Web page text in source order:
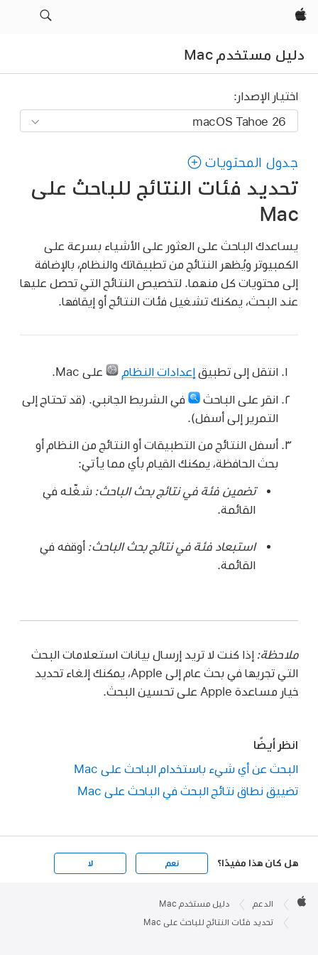
Apple‏
دليل مستخدم Mac
اختيار الإصدار:
جدول المحتويات
تحديد فئات النتائج للباحث على
Mac
يساعدك الباحث على العثور على الأشياء بسرعة على
الكمبيوتر ويُظهر النتائج من تطبيقاتك والنظام، بالإضافة
إلى محتويات كل منهما. لتخصيص النتائج التي تحصل عليها
عند البحث، يمكنك تشغيل فئات النتائج أو إيقافها.
انتقل إلى تطبيقإعدادات النظام على Mac.
انقر على الباحث
في الشريط الجانبي. (قد تحتاج إلى
التمرير إلى أسفل).
أسفل النتائج من التطبيقات أو النتائج من النظام أو
بحث الحافظة، يمكنك القيام بأي مما يأتي:
تضمين فئة في نتائج بحث الباحث: شغّله في
القائمة.
استبعاد فئة في نتائج بحث الباحث: أوقفه في
القائمة.
ملاحظة: إذا كنت لا تريد إرسال بيانات استعلامات البحث
التي تجريها في بحث عام إلى Apple، يمكنك إلغاء تحديد
خيار مساعدة Apple على تحسين البحث.
انظر أيضًا
البحث عن أي شيء باستخدام الباحث على Mac
تضييق نطاق نتائج البحث في الباحث على Mac
هل كان هذا مفيدًا؟ نعم لا
Footer

الدعم دليل مستخدم Mac
تحديد فئات النتائج للباحث على Mac